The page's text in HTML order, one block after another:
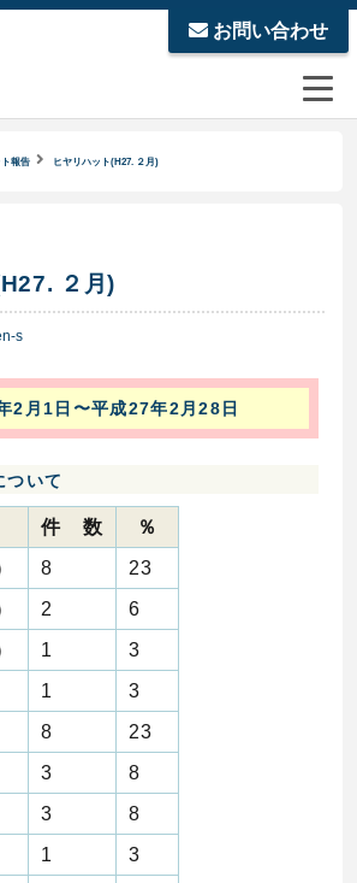
お問い合わせ
報告 ヒヤリハット(H27. ２月)
２月)
s
2月1日〜平成27年2月28日
ついて
件 数
％
8
23
2
6
1
3
1
3
8
23
3
8
3
8
1
3